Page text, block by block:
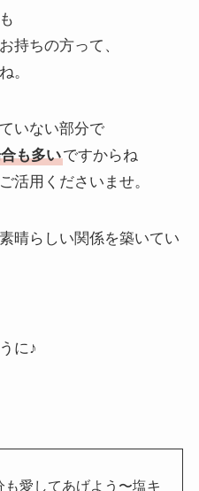
持ちの方って、
。
いない部分で
も多いですからね
活用くださいませ。
晴らしい関係を築いてい
に♪
も愛してあげよう〜塩キ